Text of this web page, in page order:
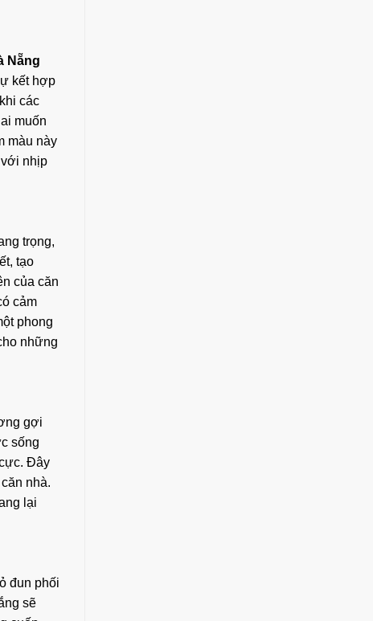
Nẵng
kết hợp
các
muốn
màu này
nhịp
trọng,
tạo
của căn
cảm
phong
những
gợi
sống
Đây
nhà.
lại
đun phối
sẽ